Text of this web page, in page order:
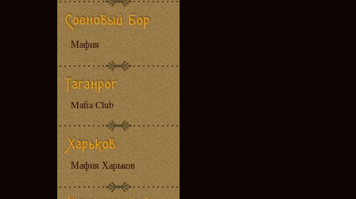
Мафия
Mafia Club
Мафия Харьков